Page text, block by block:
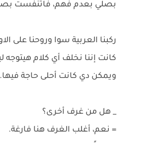
بصلي بعدم فهم، فاتنفست
كانت إننا نخلف أي كلام هيتوجه
ويمكن دي كانت أحلى حاجة فيها.
_ هل من غرف أخرى؟
= نعم، أغلب الغرف هنا فارغة.